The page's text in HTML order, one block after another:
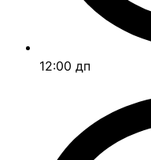
12:00 дп